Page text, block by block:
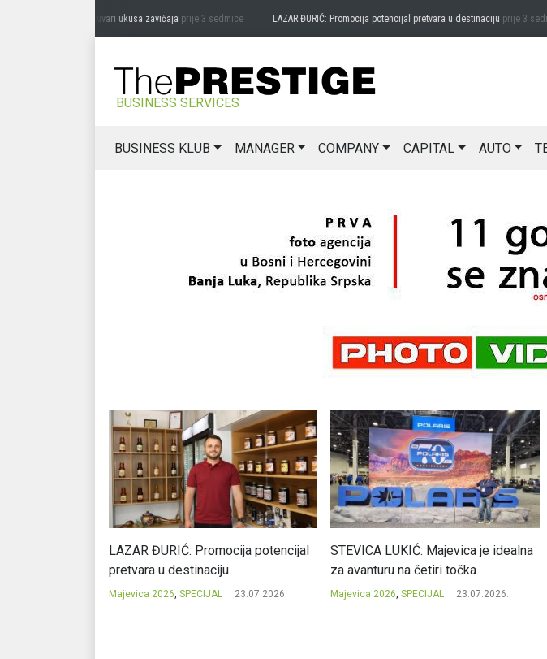
MIĆANOVIĆ: Čuvari ukusa zavičajaprije 3 sedmice LAZAR ĐURIĆ: Promocija potencijal pretvara u destinacijuprije 3 sedmice
BUSINESS SERVICES
BUSINESS KLUB MANAGER COMPANY CAPITAL AUTO
LAZAR ĐURIĆ: Promocija potencijal
pretvara u destinaciju
Majevica 2026, SPECIJAL 23.07.2026.
STEVICA LUKIĆ: Majevica je idealna
za avanturu na četiri točka
Majevica 2026, SPECIJAL 23.07.2026.